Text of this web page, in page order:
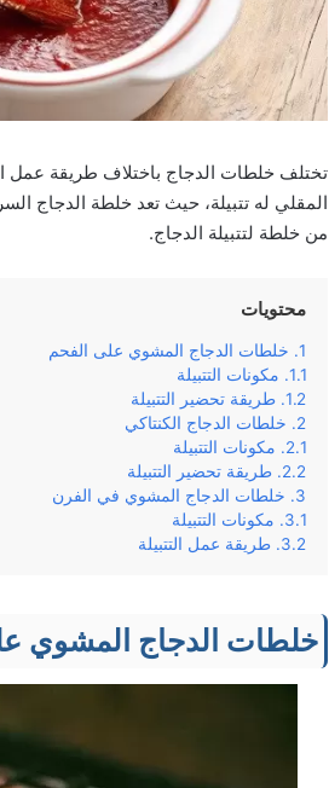
تختلف خلطات الدجاج باختلاف طريقة عمل
المقلي له تتبيلة، حيث تعد خلطة الدجاج
من خلطة لتتبيلة الدجاج.
محتويات
خلطات الدجاج المشوي على الفحم
مكونات التتبيلة
طريقة تحضير التتبيلة
خلطات الدجاج الكنتاكي
مكونات التتبيلة
طريقة تحضير التتبيلة
خلطات الدجاج المشوي في الفرن
مكونات التتبيلة
طريقة عمل التتبيلة
خلطات الدجاج المشوي